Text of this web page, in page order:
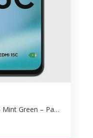
Xiaomi Redmi 15C 4GB/256GB Mint Green – Pantalla 6.9″